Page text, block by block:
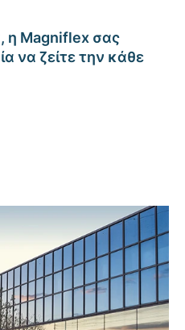
η Magniflex σας
να ζείτε την κάθε